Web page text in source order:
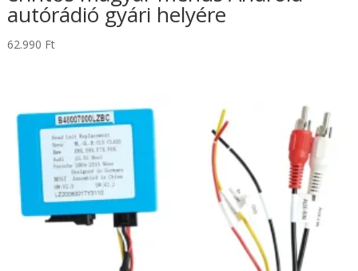
autórádió gyári helyére
62.990 Ft